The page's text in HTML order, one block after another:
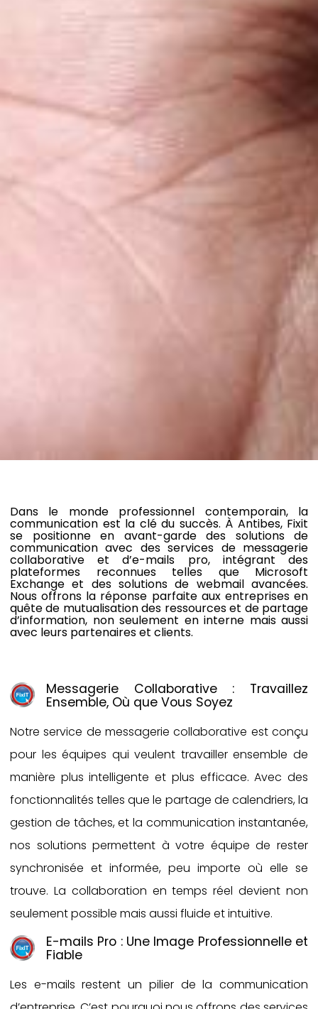
Dans le monde professionnel contemporain, la
communication est la clé du succès. À Antibes, Fixit
se positionne en avant-garde des solutions de
communication avec des services de messagerie
collaborative et d’e-mails pro, intégrant des
plateformes reconnues telles que Microsoft
Exchange et des solutions de webmail avancées.
Nous offrons la réponse parfaite aux entreprises en
quête de mutualisation des ressources et de partage
d’information, non seulement en interne mais aussi
avec leurs partenaires et clients.
Messagerie Collaborative : Travaillez
Ensemble, Où que Vous Soyez
Notre service de messagerie collaborative est conçu
pour les équipes qui veulent travailler ensemble de
manière plus intelligente et plus efficace. Avec des
fonctionnalités telles que le partage de calendriers, la
gestion de tâches, et la communication instantanée,
nos solutions permettent à votre équipe de rester
synchronisée et informée, peu importe où elle se
trouve. La collaboration en temps réel devient non
seulement possible mais aussi fluide et intuitive.
E-mails Pro : Une Image Professionnelle et
Fiable
Les e-mails restent un pilier de la communication